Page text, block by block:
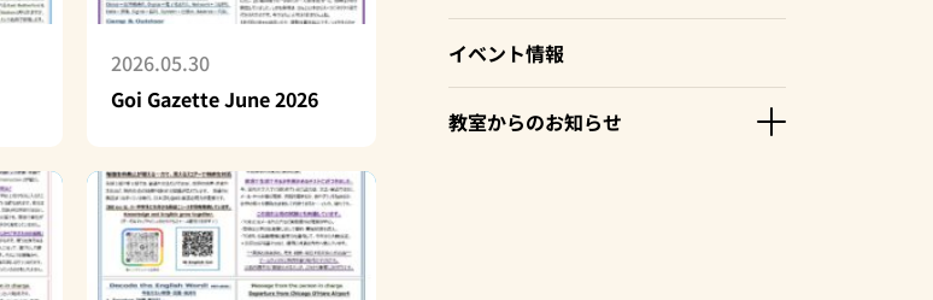
2026.05.30
Goi Gazette June 2026
イベント情報
教室からのお知らせ